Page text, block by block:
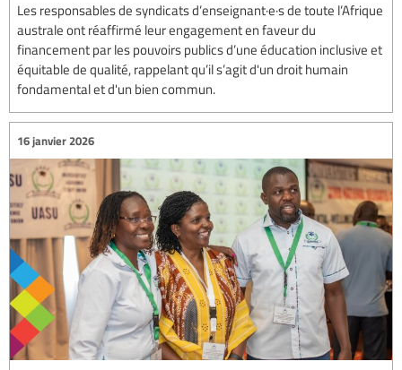
Les responsables de syndicats d’enseignant·e·s de toute l’Afrique
australe ont réaffirmé leur engagement en faveur du
financement par les pouvoirs publics d’une éducation inclusive et
équitable de qualité, rappelant qu’il s’agit d'un droit humain
fondamental et d'un bien commun.
16 janvier 2026